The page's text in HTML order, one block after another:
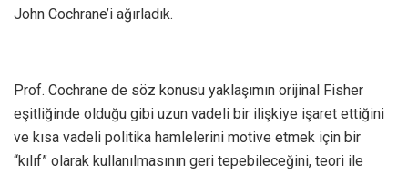
John Cochrane’i ağırladık.
Prof. Cochrane de söz konusu yaklaşımın orijinal Fisher
eşitliğinde olduğu gibi uzun vadeli bir ilişkiye işaret ettiğini
ve kısa vadeli politika hamlelerini motive etmek için bir
“kılıf” olarak kullanılmasının geri tepebileceğini, teori ile